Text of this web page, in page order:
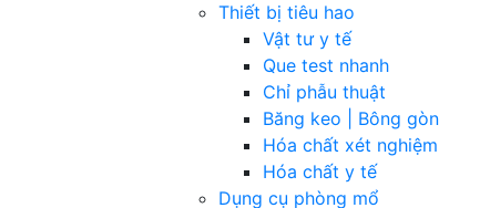
Thiết bị tiêu hao
Vật tư y tế
Que test nhanh
Chỉ phẫu thuật
Băng keo | Bông gòn
Hóa chất xét nghiệm
Hóa chất y tế
Dụng cụ phòng mổ